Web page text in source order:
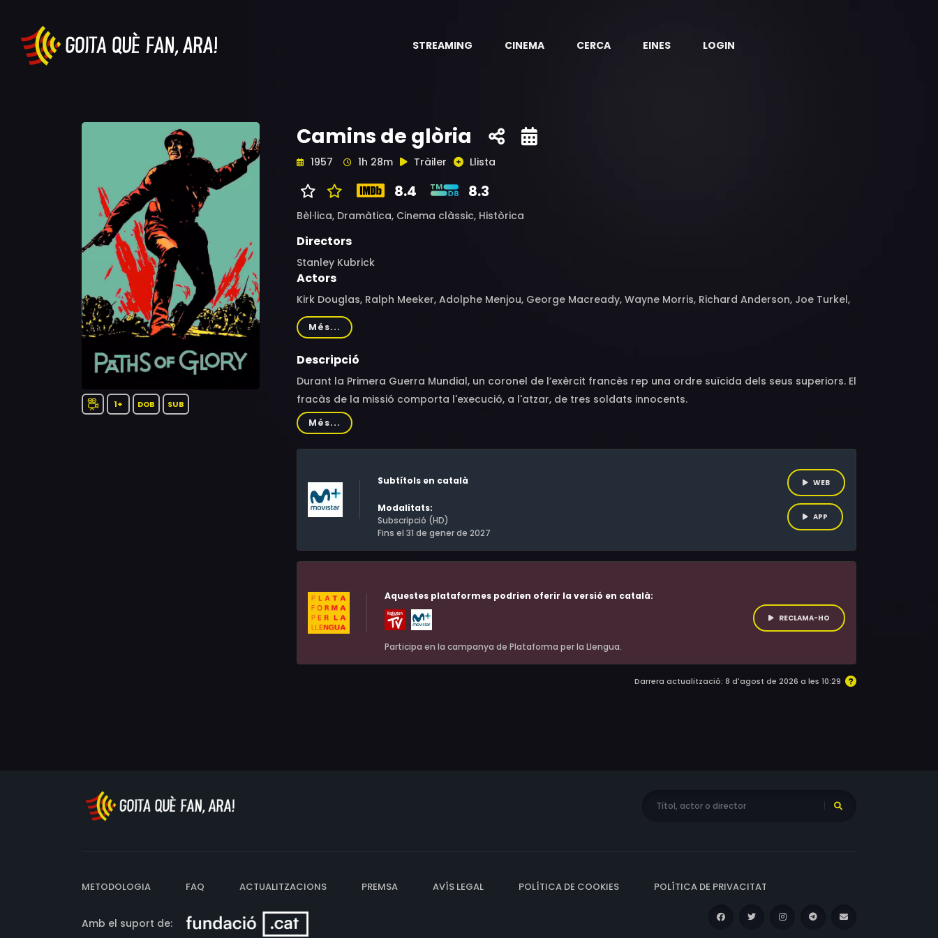
STREAMING CINEMA CERCA EINES LOGIN
1+ DOB SUB
Camins de glòria
1957 1h 28m Tràiler Llista
8.4 8.3
Bèl·lica, Dramàtica, Cinema clàssic, Històrica
Directors
Stanley Kubrick
Actors
Kirk Douglas, Ralph Meeker, Adolphe Menjou, George Macready, Wayne Morris, Richard Anderson, Joe Turkel,
Emily Meyer, Peter Capell, Jerry Hausner, Christiane Kubrick, John Stein, Harold Benedict, Susanne Christian,
Richard Anderson, Emile Meyer, Bert Freed, Kem Dibbs, Timothy Carey, Fred Bell, Paul Bös, James B. Harris,
Marshall Rainer, Ira Moore, Wally Friedrichs, Halder Hanson, Roger Vagnoid
Més...
Descripció
Durant la Primera Guerra Mundial, un coronel de l’exèrcit francès rep una ordre suïcida dels seus superiors. El
fracàs de la missió comporta l'execució, a l'atzar, de tres soldats innocents.
Més...
Subtítols en català
Modalitats:
Subscripció (HD)
Fins el 31 de gener de 2027
WEB
APP
Aquestes plataformes podrien oferir la versió en català:
Participa en la campanya de Plataforma per la Llengua.
RECLAMA-HO
Darrera actualització: 8 d'agost de 2026 a les 10:29
METODOLOGIA FAQ ACTUALITZACIONS PREMSA AVÍS LEGAL POLÍTICA DE COOKIES POLÍTICA DE PRIVACITAT
Amb el suport de: